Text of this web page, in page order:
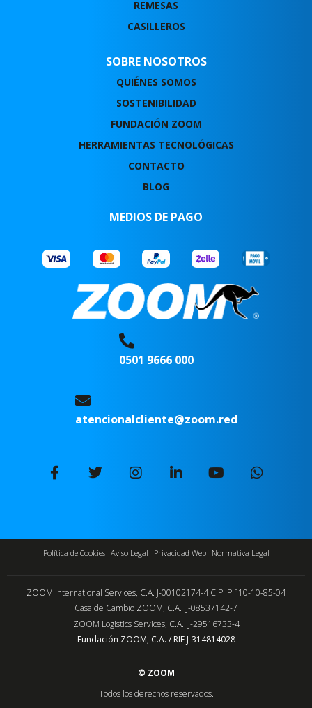
REMESAS
CASILLEROS
SOBRE NOSOTROS
QUIÉNES SOMOS
SOSTENIBILIDAD
FUNDACIÓN ZOOM
HERRAMIENTAS TECNOLÓGICAS
CONTACTO
BLOG
MEDIOS DE PAGO
0501 9666 000
atencionalcliente@zoom.red
Política de Cookies Aviso Legal Privacidad Web Normativa Legal
ZOOM International Services, C.A. J-00102174-4 C.P.IP °10-10-85-04
Casa de Cambio ZOOM, C.A. J-08537142-7
ZOOM Logistics Services, C.A.: J-29516733-4
Fundación ZOOM, C.A. / RIF J-314814028
© ZOOM
Todos los derechos reservados.